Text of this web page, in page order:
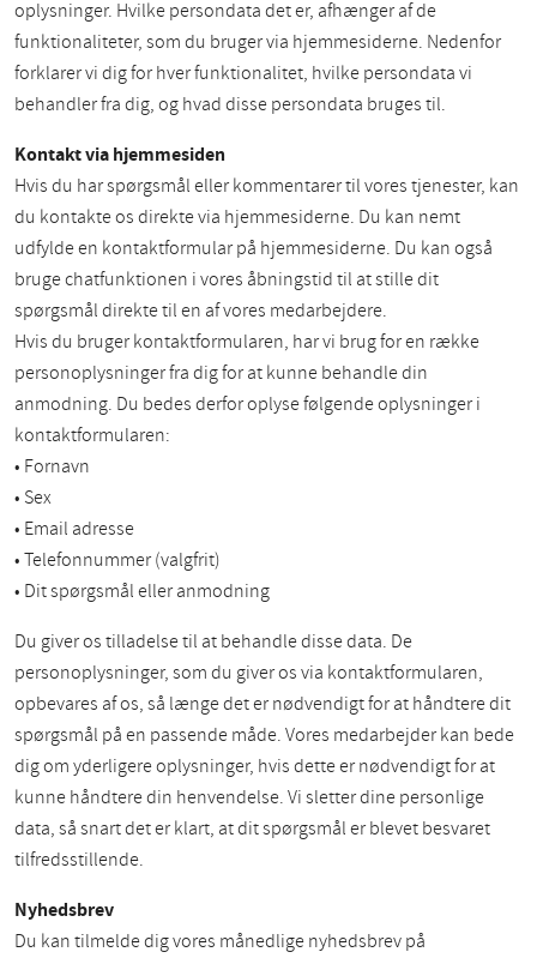
oplysninger. Hvilke persondata det er, afhænger af de
funktionaliteter, som du bruger via hjemmesiderne. Nedenfor
forklarer vi dig for hver funktionalitet, hvilke persondata vi
behandler fra dig, og hvad disse persondata bruges til.
Kontakt via hjemmesiden
Hvis du har spørgsmål eller kommentarer til vores tjenester, kan
du kontakte os direkte via hjemmesiderne. Du kan nemt
udfylde en kontaktformular på hjemmesiderne. Du kan også
bruge chatfunktionen i vores åbningstid til at stille dit
spørgsmål direkte til en af vores medarbejdere.
Hvis du bruger kontaktformularen, har vi brug for en række
personoplysninger fra dig for at kunne behandle din
anmodning. Du bedes derfor oplyse følgende oplysninger i
kontaktformularen:
• Fornavn
• Sex
• Email adresse
• Telefonnummer (valgfrit)
• Dit spørgsmål eller anmodning
Du giver os tilladelse til at behandle disse data. De
personoplysninger, som du giver os via kontaktformularen,
opbevares af os, så længe det er nødvendigt for at håndtere dit
spørgsmål på en passende måde. Vores medarbejder kan bede
dig om yderligere oplysninger, hvis dette er nødvendigt for at
kunne håndtere din henvendelse. Vi sletter dine personlige
data, så snart det er klart, at dit spørgsmål er blevet besvaret
tilfredsstillende.
Nyhedsbrev
Du kan tilmelde dig vores månedlige nyhedsbrev på